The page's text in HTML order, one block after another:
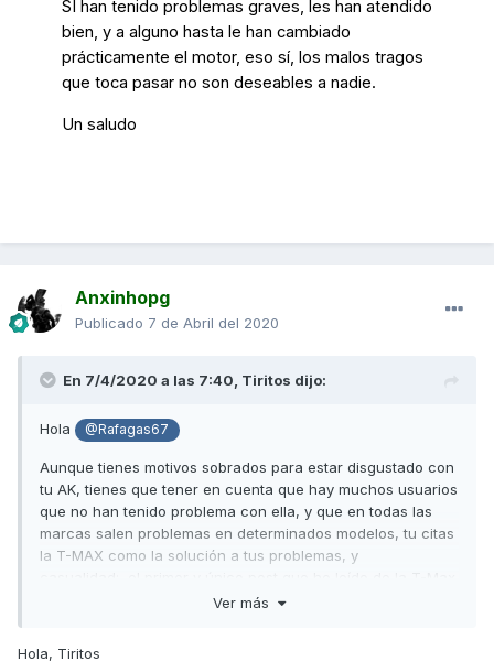
SÍ han tenido problemas graves, les han atendido
bien, y a alguno hasta le han cambiado
prácticamente el motor, eso sí, los malos tragos
que toca pasar no son deseables a nadie.
Un saludo
Anxinhopg
Publicado 7 de Abril del 2020
En 7/4/2020 a las 7:40, Tiritos dijo:
Hola @Rafagas67
Aunque tienes motivos sobrados para estar disgustado con
tu AK, tienes que tener en cuenta que hay muchos usuarios
que no han tenido problema con ella, y que en todas las
marcas salen problemas en determinados modelos, tu citas
la T-MAX como la solución a tus problemas, y
en otro foro dice lo mismo que tú y en unos problemas muy
Ver más
Hola, Tiritos